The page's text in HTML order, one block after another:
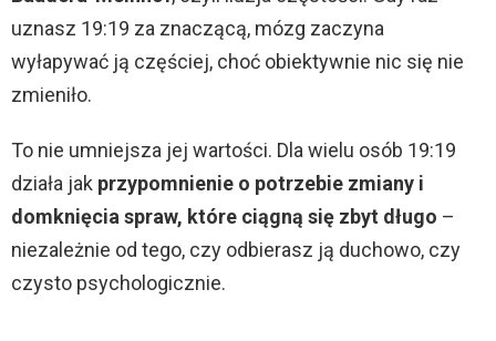
uznasz 19:19 za znaczącą, mózg zaczyna
wyłapywać ją częściej, choć obiektywnie nic się nie
zmieniło.
To nie umniejsza jej wartości. Dla wielu osób 19:19
działa jak przypomnienie o potrzebie zmiany i
domknięcia spraw, które ciągną się zbyt długo –
niezależnie od tego, czy odbierasz ją duchowo, czy
czysto psychologicznie.